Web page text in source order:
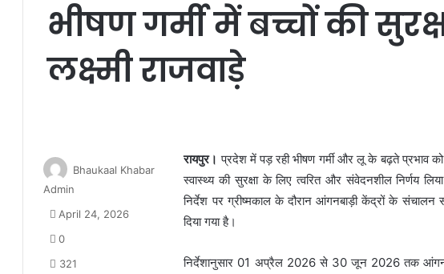
भीषण गर्मी में बच्चों की
लक्ष्मी राजवाड़े
रायपुर। प्रदेश में पड़ रही भीषण गर्मी और लू के बढ़ते प्रभाव
स्वास्थ्य की सुरक्षा के लिए त्वरित और संवेदनशील निर्णय
निर्देश पर ग्रीष्मकाल के दौरान आंगनबाड़ी केंद्रों के
दिया गया है।
निर्देशानुसार 01 अप्रैल 2026 से 30 जून 2026 तक
Bhaukaal Khabar
Admin
April 24, 2026
0
321